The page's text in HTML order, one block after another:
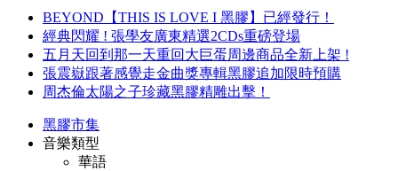
BEYOND【THIS IS LOVE I 黑膠】已經發行！
經典閃耀 ! 張學友廣東精選2CDs重磅登場
五月天回到那一天重回大巨蛋周邊商品全新上架 !
張震嶽跟著感覺走金曲獎專輯黑膠追加限時預購
周杰倫太陽之子珍藏黑膠精雕出擊！
黑膠市集
音樂類型
華語